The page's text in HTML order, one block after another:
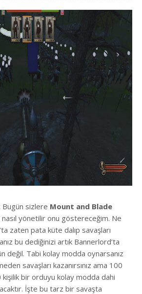
Bugün sizlere Mount and Blade
nasıl yönetilir onu göstereceğim. Ne
zaten pata küte dalıp savaşları
bu dediğinizi artık Bannerlord’ta
değil. Tabi kolay modda oynarsanız
savaşları kazanırsınız ama 100
kişilik bir orduyu kolay modda dahi
İşte bu tarz bir savaşta